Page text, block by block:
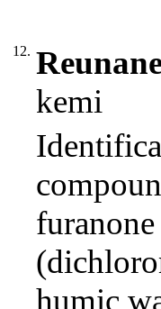
12.
kemi
humic